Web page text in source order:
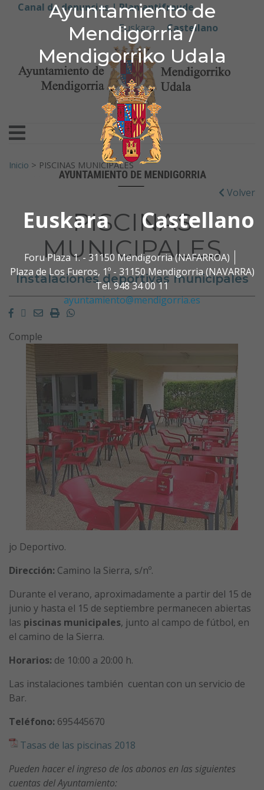
Ayuntamiento de
Mendigorria /
Mendigorriko Udala
Euskara Castellano
Foru Plaza 1. - 31150 Mendigorria (NAFARROA)
Plaza de Los Fueros, 1º - 31150 Mendigorria (NAVARRA)
Tel. 948 34 00 11
ayuntamiento@mendigorria.es
Ir al contenido
Ayuntamiento de
Canal de denuncias | Plan antifraude
Euskara
Castellano
Buscar:
Inicio > PISCINAS MUNICIPALES
Volver
PISCINAS
MUNICIPALES
Instalaciones deportivas municipales
Facebook
Twitter
EmailImprimirWhatsapp
Comple
jo Deportivo.
Dirección: Camino la Sierra, s/nº.
Durante el verano, aproximadamente a partir del 15 de
junio y hasta el 15 de septiembre permanecen abiertas
las piscinas municipales, junto al campo de fútbol, en
el camino de la Sierra.
Horarios: de 10:00 a 20:00 h.
Las instalaciones también cuentan con un servicio de
Bar.
Teléfono: 695445670
Tasas de las piscinas 2018
Pueden hacer el ingreso de los abonos en las siguientes
cuentas del Ayuntamiento: